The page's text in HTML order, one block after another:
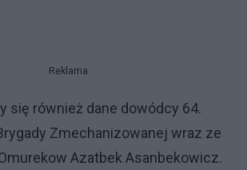
Reklama
się również dane dowódcy 64.
Zmechanizowanej wraz ze
Azatbek Asanbekowicz.